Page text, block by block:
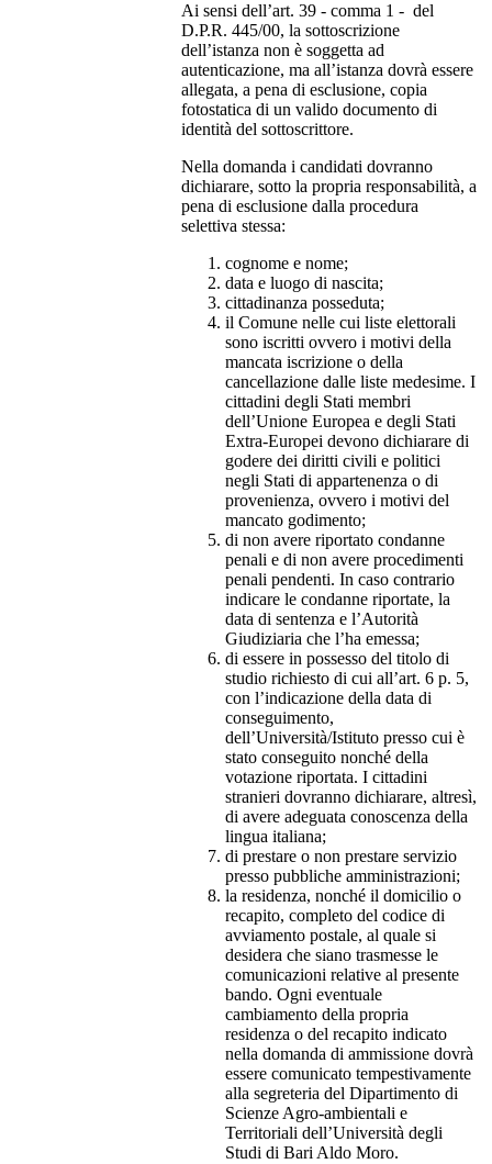
Ai sensi dell’art. 39 - comma 1 - del
D.P.R. 445/00, la sottoscrizione
dell’istanza non è soggetta ad
autenticazione, ma all’istanza dovrà essere
allegata, a pena di esclusione, copia
fotostatica di un valido documento di
identità del sottoscrittore.
Nella domanda i candidati dovranno
dichiarare, sotto la propria responsabilità, a
pena di esclusione dalla procedura
selettiva stessa:
cognome e nome;
data e luogo di nascita;
cittadinanza posseduta;
il Comune nelle cui liste elettorali
sono iscritti ovvero i motivi della
mancata iscrizione o della
cancellazione dalle liste medesime. I
cittadini degli Stati membri
dell’Unione Europea e degli Stati
Extra-Europei devono dichiarare di
godere dei diritti civili e politici
negli Stati di appartenenza o di
provenienza, ovvero i motivi del
mancato godimento;
di non avere riportato condanne
penali e di non avere procedimenti
penali pendenti. In caso contrario
indicare le condanne riportate, la
data di sentenza e l’Autorità
Giudiziaria che l’ha emessa;
di essere in possesso del titolo di
studio richiesto di cui all’art. 6 p. 5,
con l’indicazione della data di
conseguimento,
dell’Università/Istituto presso cui è
stato conseguito nonché della
votazione riportata. I cittadini
stranieri dovranno dichiarare, altresì,
di avere adeguata conoscenza della
lingua italiana;
di prestare o non prestare servizio
presso pubbliche amministrazioni;
la residenza, nonché il domicilio o
recapito, completo del codice di
avviamento postale, al quale si
desidera che siano trasmesse le
comunicazioni relative al presente
bando. Ogni eventuale
cambiamento della propria
residenza o del recapito indicato
nella domanda di ammissione dovrà
essere comunicato tempestivamente
alla segreteria del Dipartimento di
Scienze Agro-ambientali e
Territoriali dell’Università degli
Studi di Bari Aldo Moro.